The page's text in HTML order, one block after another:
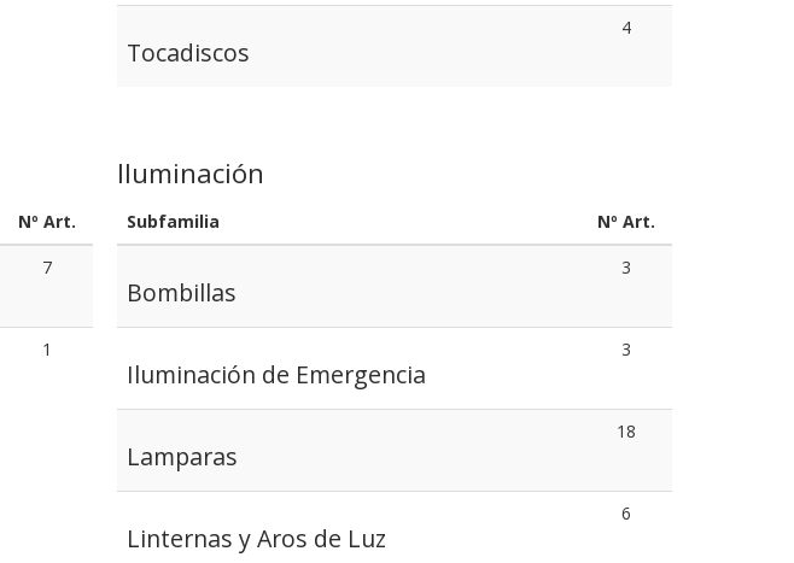
Tocadiscos
4
Nº Art.
7
1
Iluminación
Subfamilia Nº Art.
Bombillas
3
Iluminación de Emergencia
3
Lamparas
18
Linternas y Aros de Luz
6